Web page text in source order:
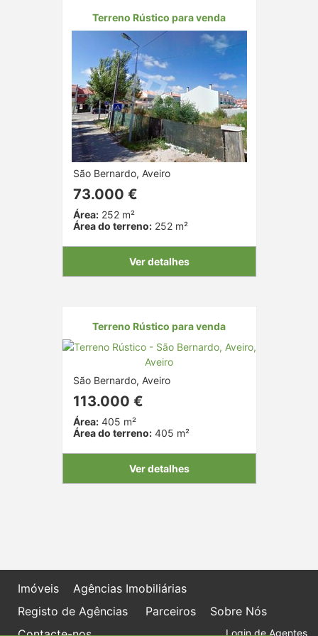
Terreno Rústico para venda
São Bernardo, Aveiro
73.000 €
Área:252 m²
Área do terreno:252 m²
Ver detalhes
Terreno Rústico para venda
São Bernardo, Aveiro
113.000 €
Área:405 m²
Área do terreno:405 m²
Ver detalhes
Imóveis
Agências Imobiliárias
Registo de Agências
Parceiros
Sobre Nós
Login de Agentes